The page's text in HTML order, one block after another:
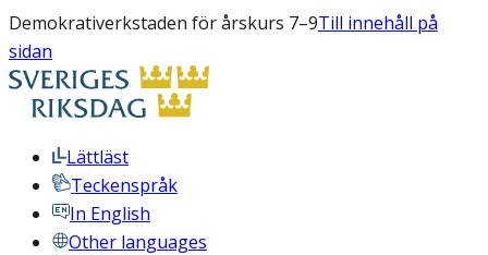
Demokrativerkstaden för årskurs 7–9Till innehåll på
sidan
Lättläst
Teckenspråk
In English
Other languages